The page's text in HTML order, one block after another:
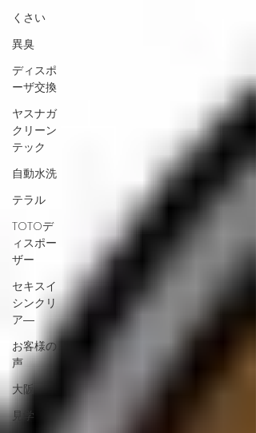
くさい
異臭
ディスポ
ーザ交換
ヤスナガ
クリーン
テック
自動水洗
テラル
TOTOデ
ィスポー
ザー
セキスイ
シンクリ
ア―
お客様の
声
大阪
見学